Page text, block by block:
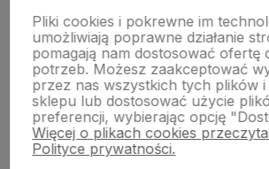
Pomoc
Pliki cookies i pokrewne im
umożliwiają poprawne działanie
pomagają nam dostosować ofertę
potrzeb. Możesz zaakceptować
przez nas wszystkich tych plików
sklepu lub dostosować użycie
preferencji, wybierając opcję
Więcej o plikach cookies
Polityce prywatności.